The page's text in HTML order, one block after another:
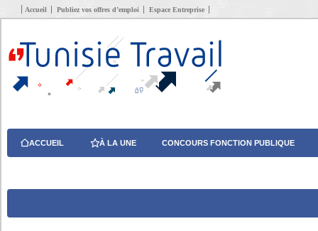
Accueil Publiez vos offres d’emploi Espace Entreprise
ACCUEIL À LA UNE CONCOURS FONCTION PUBLIQUE